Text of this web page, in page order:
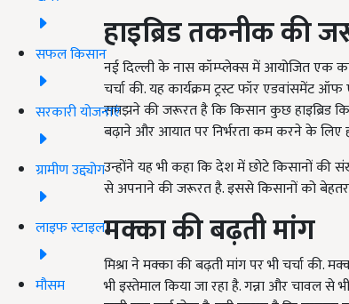
सफल किसान
सरकारी योजनाएं
ग्रामीण उद्द्योग
लाइफ स्टाइल
मौसम
हाइब्रिड तकनीक की
नई दिल्ली के नास कॉम्प्लेक्स में आयोजित एक
चर्चा की. यह कार्यक्रम ट्रस्ट फॉर एडवांसमेंट
समझने की जरूरत है कि किसान कुछ हाइब्रिड
बढ़ाने और आयात पर निर्भरता कम करने के लिए
उन्होंने यह भी कहा कि देश में छोटे किसानों की
से अपनाने की जरूरत है. इससे किसानों को
मक्का की बढ़ती मांग
मिश्रा ने मक्का की बढ़ती मांग पर भी चर्चा
भी इस्तेमाल किया जा रहा है. गन्ना और चावल